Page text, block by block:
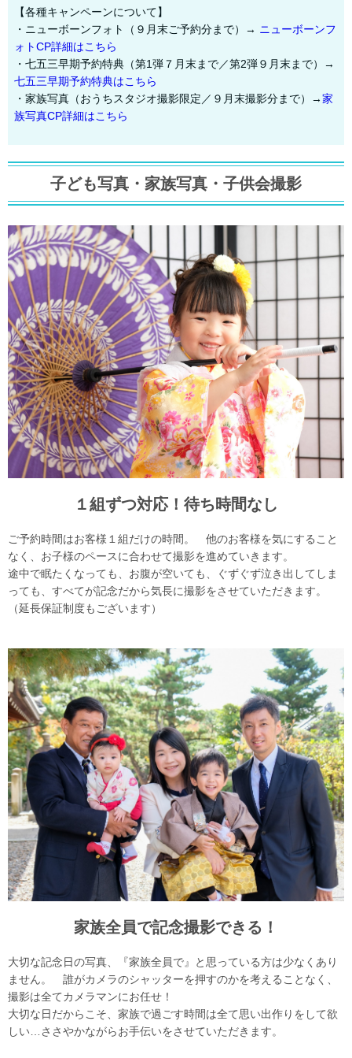
【各種キャンペーンについて】
・ニューボーンフォト（９月末ご予約分まで）→ ニューボーンフ
ォトCP詳細はこちら
・七五三早期予約特典（第1弾７月末まで／第2弾９月末まで）→
七五三早期予約特典はこちら
・家族写真（おうちスタジオ撮影限定／９月末撮影分まで）→家
族写真CP詳細はこちら
子ども写真・家族写真・子供会撮影
１組ずつ対応！待ち時間なし
ご予約時間はお客様１組だけの時間。 他のお客様を気にすること
なく、お子様のペースに合わせて撮影を進めていきます。
途中で眠たくなっても、お腹が空いても、ぐずぐず泣き出してしま
っても、すべてが記念だから気長に撮影をさせていただきます。
（延長保証制度もございます）
家族全員で記念撮影できる！
大切な記念日の写真、『家族全員で』と思っている方は少なくあり
ません。 誰がカメラのシャッターを押すのかを考えることなく、
撮影は全てカメラマンにお任せ！
大切な日だからこそ、家族で過ごす時間は全て思い出作りをして欲
しい…ささやかながらお手伝いをさせていただきます。